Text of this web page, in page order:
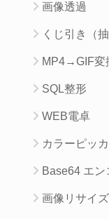
画像透過
くじ引き（
MP4→GIF変
SQL整形
WEB電卓
カラーピッ
Base64 エン
画像リサイズ